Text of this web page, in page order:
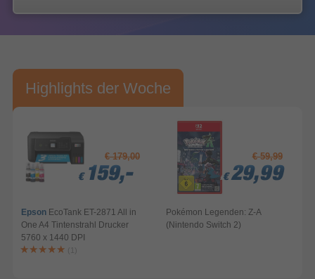
Highlights der Woche
€ 179,00
€ 159,-
€ 159,-
€ 159,-
Epson EcoTank ET-2871 All in
One A4 Tintenstrahl Drucker
5760 x 1440 DPI
(1)
€ 59,99
€ 29,99
€ 29,99
€ 29,99
Pokémon Legenden: Z-A
(Nintendo Switch 2)